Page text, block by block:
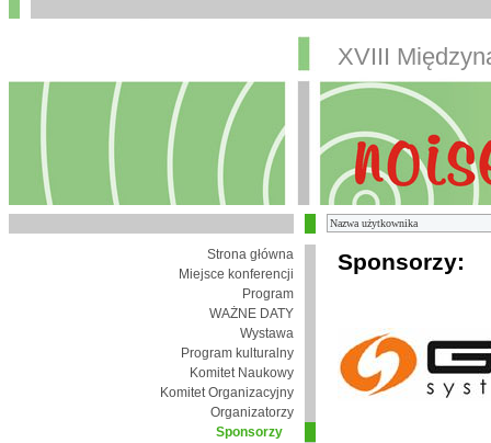
XVIII
Strona główna
Miejsce konferencji
Program
WAŻNE DATY
Wystawa
Program kulturalny
Komitet Naukowy
Komitet Organizacyjny
Organizatorzy
Sponsorzy
Sponsorzy: